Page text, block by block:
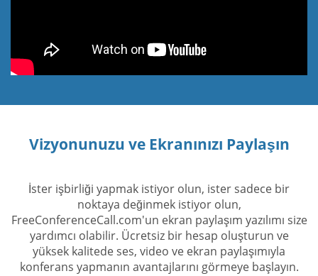
Vizyonunuzu ve Ekranınızı Paylaşın
İster işbirliği yapmak istiyor olun, ister sadece bir
noktaya değinmek istiyor olun,
FreeConferenceCall.com'un ekran paylaşım yazılımı size
yardımcı olabilir. Ücretsiz bir hesap oluşturun ve
yüksek kalitede ses, video ve ekran paylaşımıyla
konferans yapmanın avantajlarını görmeye başlayın.